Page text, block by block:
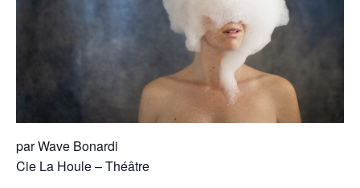
par Wave Bonardi
Cie La Houle – Théâtre